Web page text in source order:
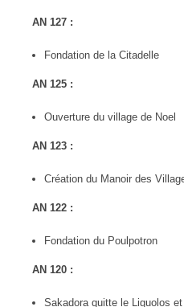
AN 127 :
Fondation de la Citadelle
AN 125 :
Ouverture du village de Noel
AN 123 :
Création du Manoir des
AN 122 :
Fondation du Poulpotron
AN 120 :
Sakadora quitte le Liguolos